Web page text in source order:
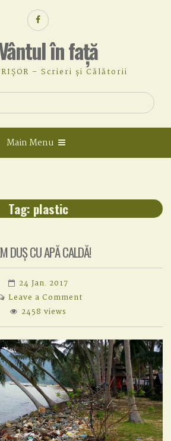
Facebook
în față
– Scrieri și Călătorii
Main Menu
Tag: plastic
DUȘ CU APĂ CALDĂ!
24 Jan. 2017
Leave a Comment
DUȘ
CU
APĂ
CALDĂ!
2458 views